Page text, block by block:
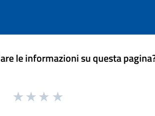
le informazioni su questa